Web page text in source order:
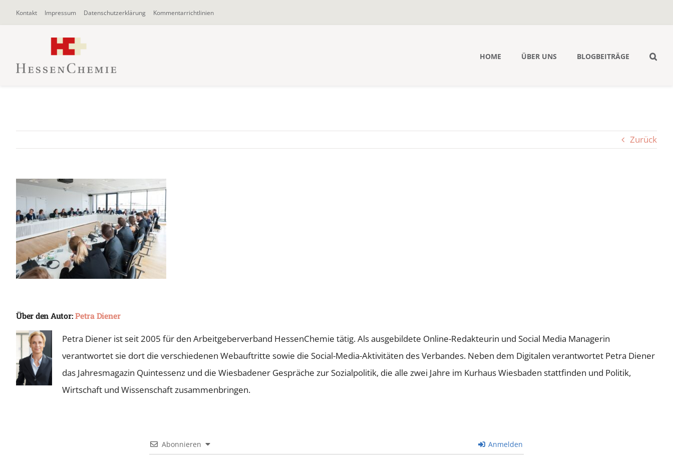
ZumKontakt Impressum Datenschutzerklärung Kommentarrichtlinien
HOME ÜBER UNS BLOGBEITRÄGE
Zurück
Über den Autor:Petra Diener
Petra Diener ist seit 2005 für den Arbeitgeberverband HessenChemie tätig. Als ausgebildete Online-Redakteurin und Social Media Managerin
verantwortet sie dort die verschiedenen Webauftritte sowie die Social-Media-Aktivitäten des Verbandes. Neben dem Digitalen verantwortet Petra Diener
das Jahresmagazin Quintessenz und die Wiesbadener Gespräche zur Sozialpolitik, die alle zwei Jahre im Kurhaus Wiesbaden stattfinden und Politik,
Wirtschaft und Wissenschaft zusammenbringen.
Abonnieren Anmelden